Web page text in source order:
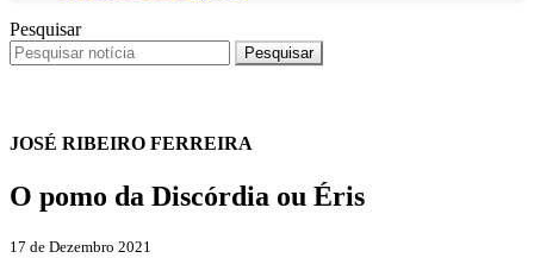
Pesquisar
Pesquisar
JOSÉ RIBEIRO FERREIRA
O pomo da Discórdia ou Éris
17 de Dezembro 2021